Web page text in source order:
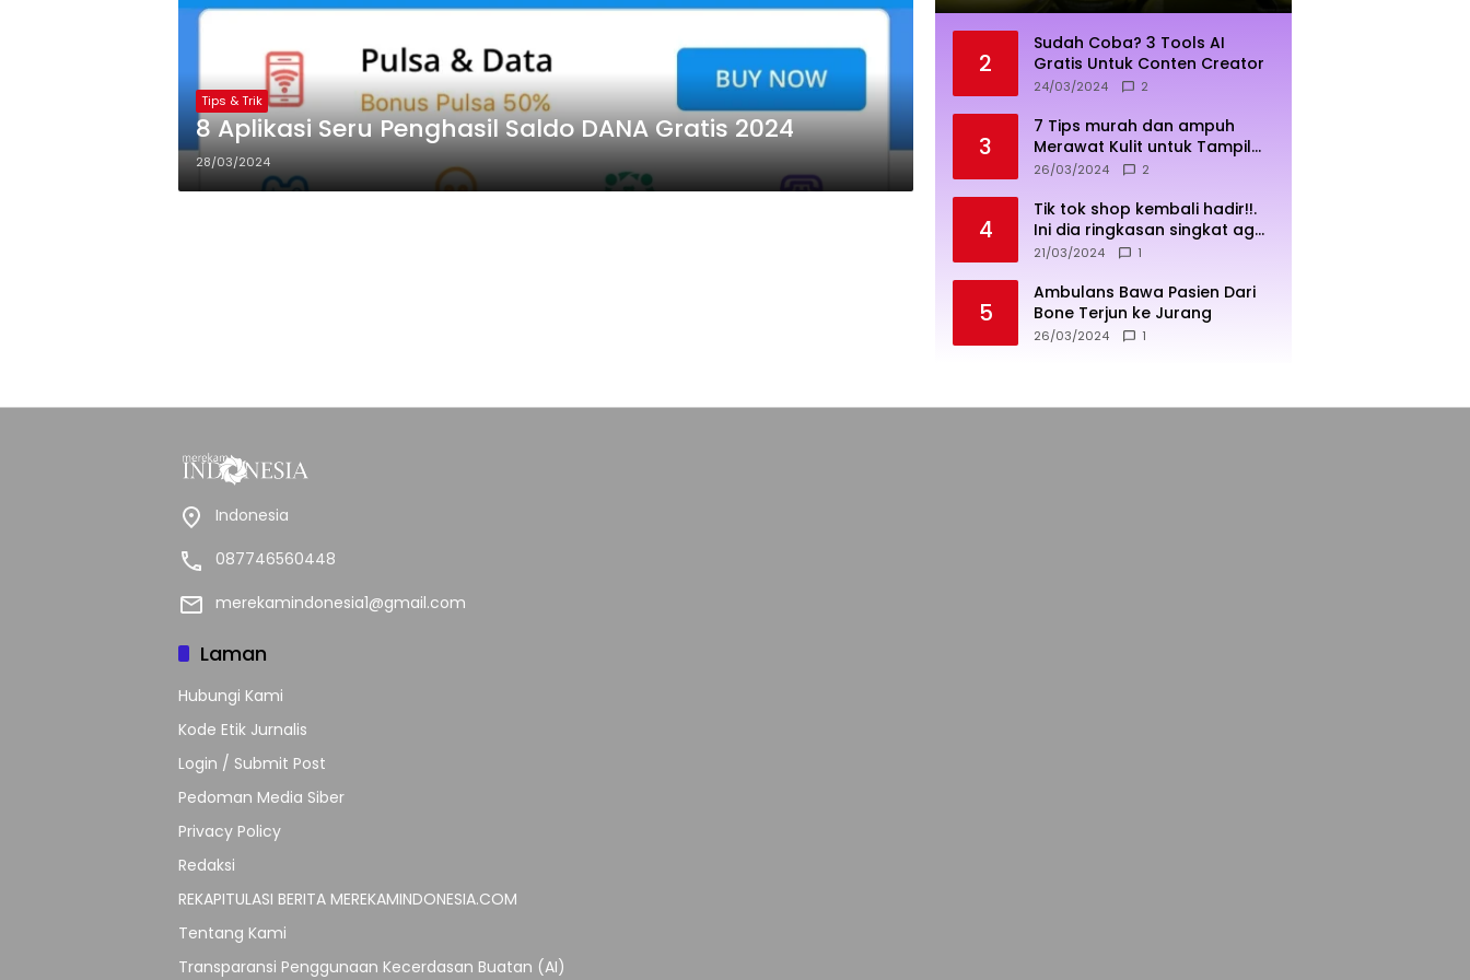
Tips & Trik
8 Aplikasi Seru Penghasil Saldo DANA Gratis 2024
28/03/2024
2
Sudah Coba? 3 Tools AI
Gratis Untuk Conten Creator
24/03/2024 2
3
7 Tips murah dan ampuh
Merawat Kulit untuk Tampil
Sehat dan Cerah
26/03/2024 2
4
Tik tok shop kembali hadir!!.
Ini dia ringkasan singkat agar
penjualan lebih sukses
21/03/2024 1
5
Ambulans Bawa Pasien Dari
Bone Terjun ke Jurang
26/03/2024 1
Indonesia
087746560448
merekamindonesia1@gmail.com
Laman
Hubungi Kami
Kode Etik Jurnalis
Login / Submit Post
Pedoman Media Siber
Privacy Policy
Redaksi
REKAPITULASI BERITA MEREKAMINDONESIA.COM
Tentang Kami
Transparansi Penggunaan Kecerdasan Buatan (AI)